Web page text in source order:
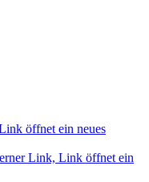
öffnet ein neues
Link, Link öffnet ein